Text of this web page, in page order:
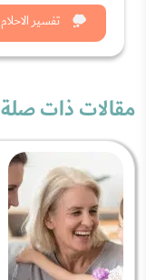
تفسير الاحلام
شاهد الان
مقالات ذات صلة